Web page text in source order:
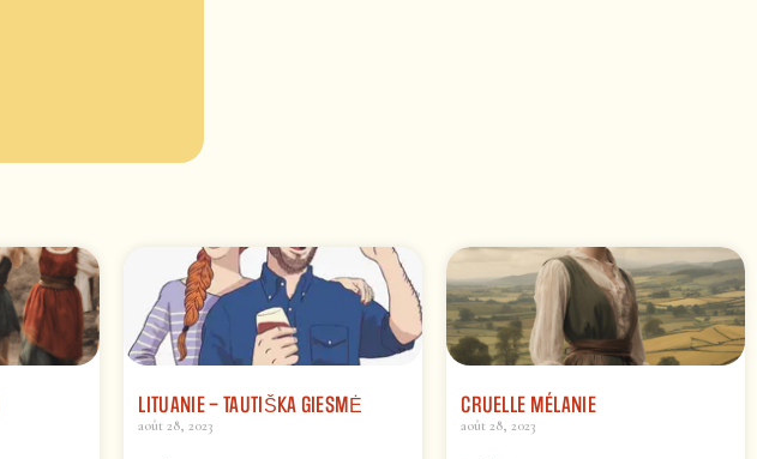
LITUANIE – TAUTIŠKA GIESMĖ
août 28, 2023
CRUELLE MÉLANIE
août 28, 2023